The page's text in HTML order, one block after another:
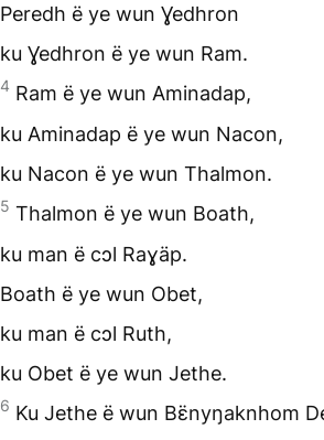
Peredh ë ye wun Ɣedhron
ku Ɣedhron ë ye wun Ram.
4 Ram ë ye wun Aminadap,
ku Aminadap ë ye wun Nacon,
ku Nacon ë ye wun Thalmon.
5 Thalmon ë ye wun Boath,
ku man ë cɔl Raɣäp.
Boath ë ye wun Obet,
ku man ë cɔl Ruth,
ku Obet ë ye wun Jethe.
6 Ku Jethe ë wun Bɛ̈nyŋaknhom